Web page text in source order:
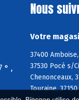
° ,
Nous
Votre
37400
37530 Pocé s/
Chenonceaux,
Touraine,